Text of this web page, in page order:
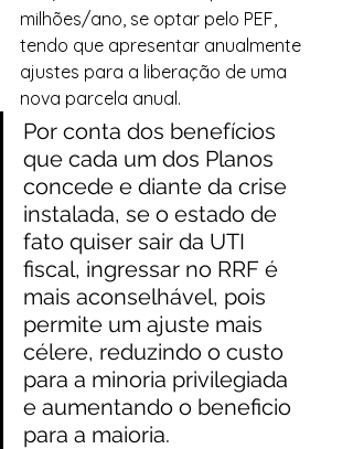
milhões/ano, se optar pelo PEF,
tendo que apresentar anualmente
ajustes para a liberação de uma
nova parcela anual.
Por conta dos benefícios
que cada um dos Planos
concede e diante da crise
instalada, se o estado de
fato quiser sair da UTI
fiscal, ingressar no RRF é
mais aconselhável, pois
permite um ajuste mais
célere, reduzindo o custo
para a minoria privilegiada
e aumentando o beneficio
para a maioria.